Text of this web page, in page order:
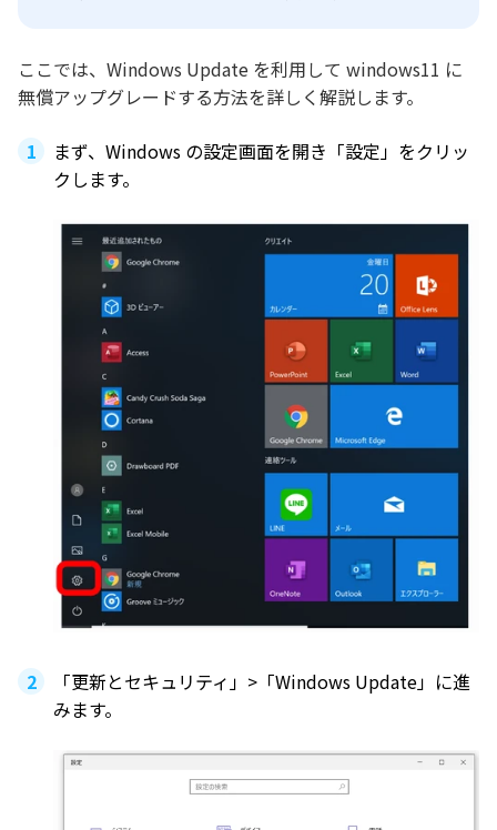
ここでは、Windows Update を利用して windows11 に
無償アップグレードする方法を詳しく解説します。
まず、Windows の設定画面を開き「設定」をクリッ
クします。
「更新とセキュリティ」>「Windows Update」に進
みます。